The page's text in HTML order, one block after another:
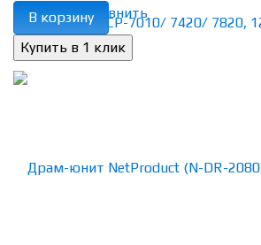
избранное сравнить
В корзину